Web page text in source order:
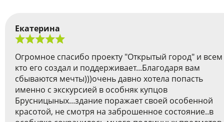
Екатерина
Огромное спасибо проекту "Открытый город" и всем
кто его создал и поддерживает...Благодаря вам
сбываются мечты)))очень давно хотела попасть
именно с экскурсией в особняк купцов
Брусницыных...здание поражает своей особенной
красотой, не смотря на заброшенное состояние..в